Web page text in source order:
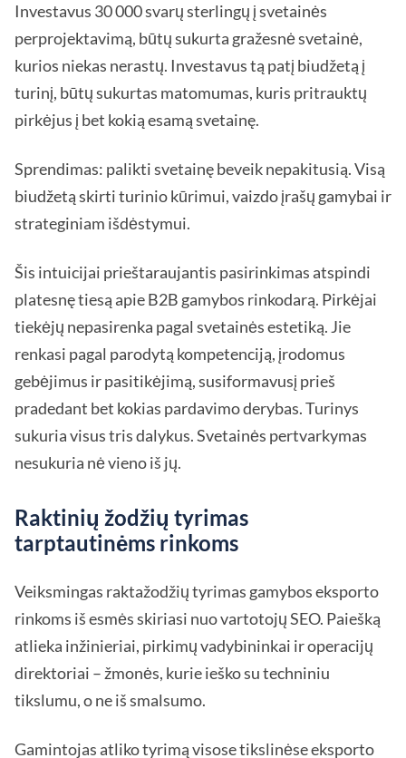
Investavus 30 000 svarų sterlingų į svetainės
perprojektavimą, būtų sukurta gražesnė svetainė,
kurios niekas nerastų. Investavus tą patį biudžetą į
turinį, būtų sukurtas matomumas, kuris pritrauktų
pirkėjus į bet kokią esamą svetainę.
Sprendimas: palikti svetainę beveik nepakitusią. Visą
biudžetą skirti turinio kūrimui, vaizdo įrašų gamybai ir
strateginiam išdėstymui.
Šis intuicijai prieštaraujantis pasirinkimas atspindi
platesnę tiesą apie B2B gamybos rinkodarą. Pirkėjai
tiekėjų nepasirenka pagal svetainės estetiką. Jie
renkasi pagal parodytą kompetenciją, įrodomus
gebėjimus ir pasitikėjimą, susiformavusį prieš
pradedant bet kokias pardavimo derybas. Turinys
sukuria visus tris dalykus. Svetainės pertvarkymas
nesukuria nė vieno iš jų.
Raktinių žodžių tyrimas
tarptautinėms rinkoms
Veiksmingas raktažodžių tyrimas gamybos eksporto
rinkoms iš esmės skiriasi nuo vartotojų SEO. Paiešką
atlieka inžinieriai, pirkimų vadybininkai ir operacijų
direktoriai – žmonės, kurie ieško su techniniu
tikslumu, o ne iš smalsumo.
Gamintojas atliko tyrimą visose tikslinėse eksporto